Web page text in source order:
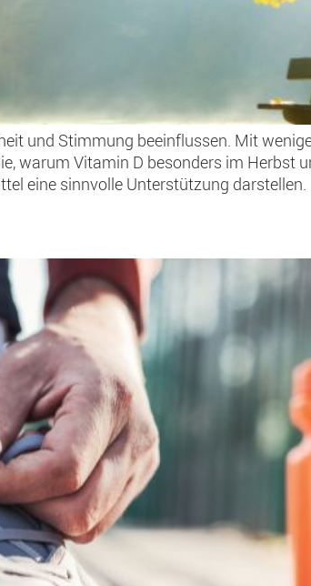
und Stimmung beeinflussen. Mit
warum Vitamin D besonders im Herbst
eine sinnvolle Unterstützung darstellen.